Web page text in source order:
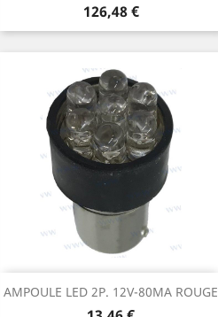
Prix
126,48 €
AMPOULE LED 2P. 12V-80MA ROUGE
Aperçu rapide